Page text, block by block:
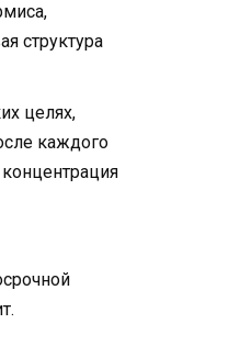
структура
целях,
каждого